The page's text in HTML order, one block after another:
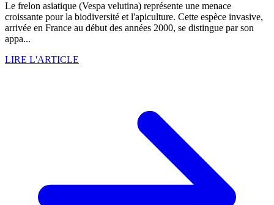
Le frelon asiatique (Vespa velutina) représente une menace
croissante pour la biodiversité et l'apiculture. Cette espèce invasive,
arrivée en France au début des années 2000, se distingue par son
appa...
LIRE L'ARTICLE